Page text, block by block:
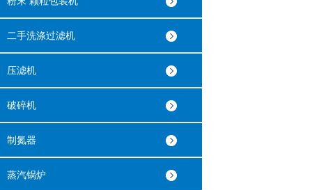
二手洗涤过滤机
压滤机
破碎机
制氮器
蒸汽锅炉